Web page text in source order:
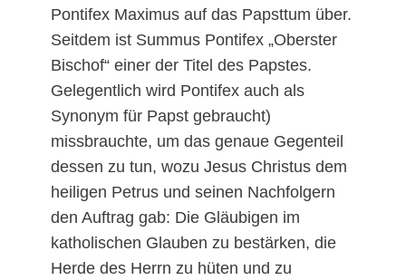
Pontifex Maximus auf das Papsttum über.
Seitdem ist Summus Pontifex „Oberster
Bischof“ einer der Titel des Papstes.
Gelegentlich wird Pontifex auch als
Synonym für Papst gebraucht)
missbrauchte, um das genaue Gegenteil
dessen zu tun, wozu Jesus Christus dem
heiligen Petrus und seinen Nachfolgern
den Auftrag gab: Die Gläubigen im
katholischen Glauben zu bestärken, die
Herde des Herrn zu hüten und zu